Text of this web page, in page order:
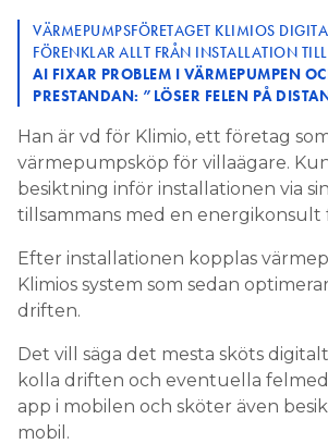
VÄRMEPUMPSFÖRETAGET KLIMIOS
FÖRENKLAR ALLT FRÅN INSTALLATION
AI FIXAR PROBLEM I VÄRMEPUMPEN
PRESTANDAN: ”LÖSER FELEN PÅ
Han är vd för Klimio, ett företag
värmepumpsköp för villaägare.
besiktning inför installationen via
tillsammans med en energikonsult
Efter installationen kopplas
Klimios system som sedan
driften.
Det vill säga det mesta sköts
kolla driften och eventuella
app i mobilen och sköter även
mobil.